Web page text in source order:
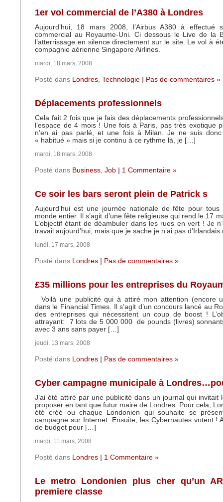
1er vol commercial de l’A380 à Londres
Aujourd’hui, 18 mars 2008, l’Airbus A380 à effectué
commercial au Royaume-Uni. Ci dessous le Live de la
l’atterrissage en silence directement sur le site. Le vol à
compagnie aérienne Singapore Airlines.
mardi, 18 mars, 2008
Posté dans Londres, Technologie Pas de commentaires »
Déplacements professionnels
Cela fait 2 fois que je fais des déplacements
l’espace de 4 mois ! Une fois à Paris, pas très exotique
n’en ai pas parlé, et une fois à Milan. Je ne suis
« habitué » mais si je continu à ce rythme là, je […]
mardi, 18 mars, 2008
Posté dans Business, Job 1 Commentaire »
Ce soir les bars seront plein de Patrick s
Aujourd’hui est une journée nationale de fête pour
monde entier. Il s’agit d’une fête religieuse qui rend le 17
L’objectif étant de déambuler dans les rues en vert ! Je
travail aujourd’hui, mais que je sache je n’ai pas
lundi, 17 mars, 2008
Posté dans Londres Pas de commentaires »
£35 millions pour les entreprises du
Voilà une publicité qui à attiré mon attention (encore
dans le Financial Times. Il s’agit d’un concours lancé au
des entreprises qui nécessitent un coup de boost !
attrayant: 7 lots de 5 000 000 de pounds (livres)
avec 3 ans sans payer […]
jeudi, 13 mars, 2008
Posté dans Londres Pas de commentaires »
Cyber campagne municipale à
J’ai été attiré par une publicité dans un journal qui invitait
proposer en tant que futur maire de Londres. Pour cela,
été créé ou chaque Londonien qui souhaite se
campagne sur Internet. Ensuite, les Cybernautes votent !
de budget pour […]
mardi, 11 mars, 2008
Posté dans Londres 1 Commentaire »
Le metro Londonien plus cher qu’un
premiere classe